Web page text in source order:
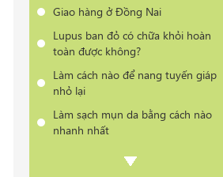
Giao hàng ở Đồng Nai
Lupus ban đỏ có chữa khỏi hoàn
toàn được không?
Làm cách nào để nang tuyến giáp
nhỏ lại
Làm sạch mụn da bằng cách nào
nhanh nhất
Có phải bị thoái hóa cột sống khi